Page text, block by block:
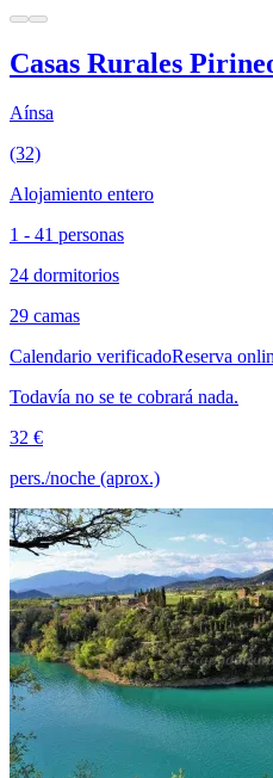
Casas Rurales
Aínsa
(32)
Alojamiento entero
1 - 41 personas
24 dormitorios
29 camas
Calendario verificadoReserva
Todavía no se te cobrará nada.
32 €
pers./noche (aprox.)